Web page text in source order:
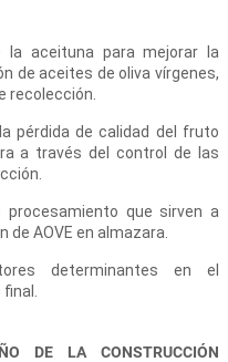
la aceituna para mejorar la
de aceites de oliva vírgenes,
recolección.
pérdida de calidad del fruto
a través del control de las
procesamiento que sirven a
AOVE en almazara.
determinantes en el
DE LA CONSTRUCCIÓN